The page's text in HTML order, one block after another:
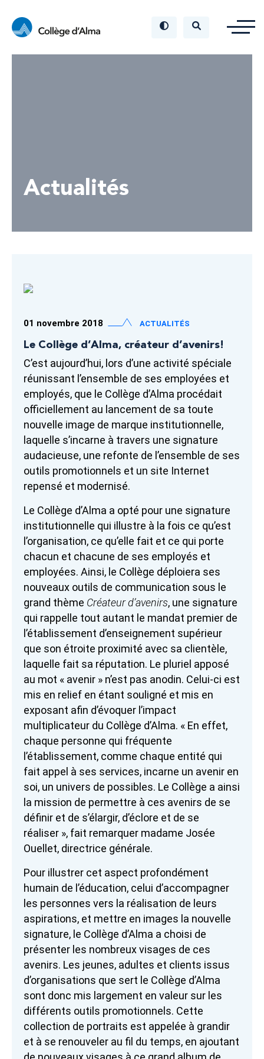
Actualités
01 novembre 2018 ACTUALITÉS
Le Collège d’Alma, créateur d’avenirs!
C’est aujourd’hui, lors d’une activité spéciale
réunissant l’ensemble de ses employées et
employés, que le Collège d’Alma procédait
officiellement au lancement de sa toute
nouvelle image de marque institutionnelle,
laquelle s’incarne à travers une signature
audacieuse, une refonte de l’ensemble de ses
outils promotionnels et un site Internet
repensé et modernisé.
Le Collège d’Alma a opté pour une signature
institutionnelle qui illustre à la fois ce qu’est
l’organisation, ce qu’elle fait et ce qui porte
chacun et chacune de ses employés et
employées. Ainsi, le Collège déploiera ses
nouveaux outils de communication sous le
grand thème Créateur d’avenirs, une signature
qui rappelle tout autant le mandat premier de
l’établissement d’enseignement supérieur
que son étroite proximité avec sa clientèle,
laquelle fait sa réputation. Le pluriel apposé
au mot « avenir » n’est pas anodin. Celui-ci est
mis en relief en étant souligné et mis en
exposant afin d’évoquer l’impact
multiplicateur du Collège d’Alma. « En effet,
chaque personne qui fréquente
l’établissement, comme chaque entité qui
fait appel à ses services, incarne un avenir en
soi, un univers de possibles. Le Collège a ainsi
la mission de permettre à ces avenirs de se
définir et de s’élargir, d’éclore et de se
réaliser », fait remarquer madame Josée
Ouellet, directrice générale.
Pour illustrer cet aspect profondément
humain de l’éducation, celui d’accompagner
les personnes vers la réalisation de leurs
aspirations, et mettre en images la nouvelle
signature, le Collège d’Alma a choisi de
présenter les nombreux visages de ces
avenirs. Les jeunes, adultes et clients issus
d’organisations que sert le Collège d’Alma
sont donc mis largement en valeur sur les
différents outils promotionnels. Cette
collection de portraits est appelée à grandir
et à se renouveler au fil du temps, en ajoutant